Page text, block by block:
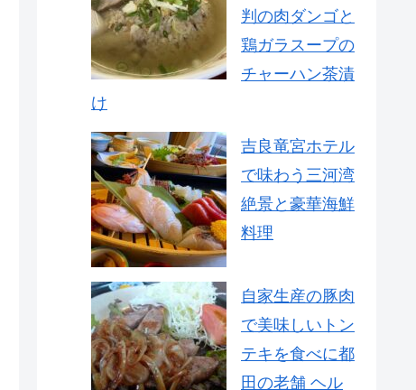
判の肉ダンゴと
鶏ガラスープの
チャーハン茶漬
け
吉良竜宮ホテル
で味わう三河湾
絶景と豪華海鮮
料理
自家生産の豚肉
で美味しいトン
テキを食べに都
田の老舗 ヘル